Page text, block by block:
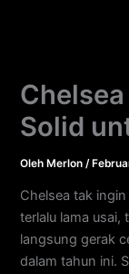
Solid
OlehMerlon /
Chelsea tak
terlalu lama usai,
langsung gerak
dalam tahun ini.